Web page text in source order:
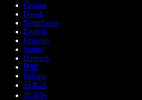
Čeština
Dansk
Nederlands
English
Français
Suomi
Deutsch
हिन्दी
Italiano
日本語
한국어